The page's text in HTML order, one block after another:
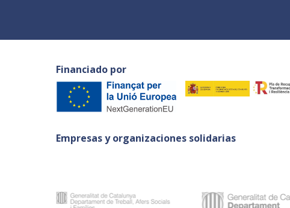
Financiado por
Empresas y organizaciones solidarias